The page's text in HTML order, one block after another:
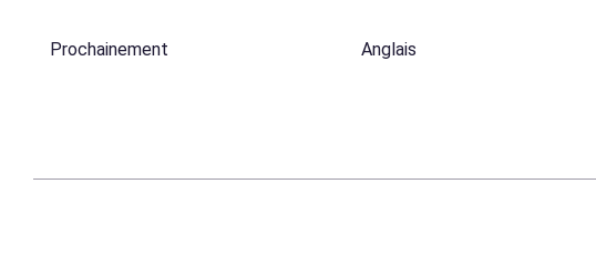
Prochainement Anglais